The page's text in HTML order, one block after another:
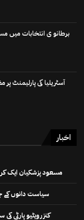
برطانو ی انتخابات میں
آسٹریلیا کی پارلیمنٹ
اخبار
مسعود پزشکیان ایک کروڑ 70 لاکھ ووٹ حاصل کرکے ایران کے
سیاست دانوں کے
کنزرویٹیو پارٹی